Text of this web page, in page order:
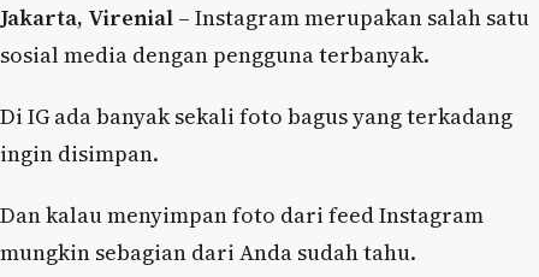
Jakarta, Virenial – Instagram merupakan salah satu
sosial media dengan pengguna terbanyak.
Di IG ada banyak sekali foto bagus yang terkadang
ingin disimpan.
Dan kalau menyimpan foto dari feed Instagram
mungkin sebagian dari Anda sudah tahu.